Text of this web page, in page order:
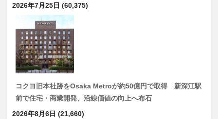
2026年7月25日 (60,375)
コクヨ旧本社跡をOsaka Metroが約50億円で取得 新深江駅
前で住宅・商業開発、沿線価値の向上へ布石
2026年8月6日 (21,660)